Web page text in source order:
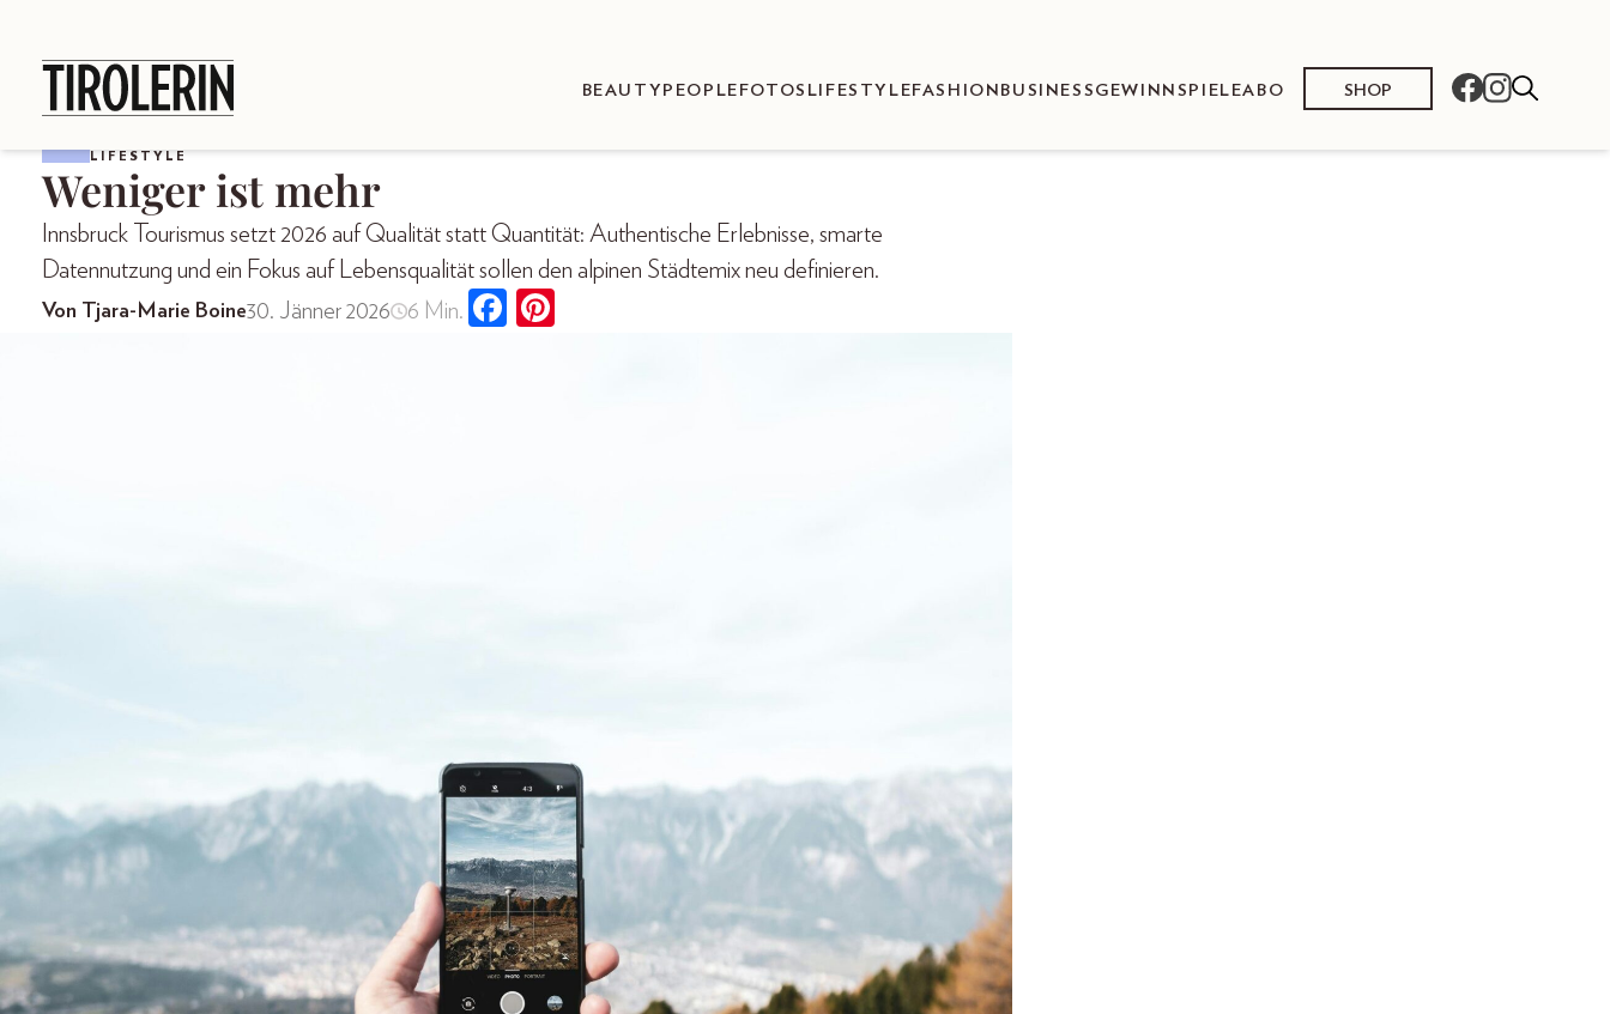
BEAUTY PEOPLE FOTOS LIFESTYLE FASHION BUSINESS GEWINNSPIELEABO SHOP
LIFESTYLE
Weniger ist mehr
Innsbruck Tourismus setzt 2026 auf Qualität statt Quantität: Authentische Erlebnisse, smarte
Datennutzung und ein Fokus auf Lebensqualität sollen den alpinen Städtemix neu definieren.
Von Tjara-Marie Boine30. Jänner 2026 6 Min.